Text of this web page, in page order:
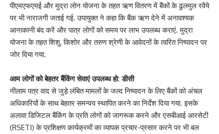
पीएमएफएमई और मुद्रा लोन योजना के तहत ऋण वितरण में बैंकों के ढुलमुल रवैये
पर भी नाराजगी जताई गई. उपायुक्त ने कहा कि बैंक ऋण देने में अनावश्यक
आनाकानी बंद करें और पात्र लोगों को समय पर लाभ उपलब्ध कराएं. मुद्रा
योजना के तहत शिशु, किशोर और तरुण श्रेणी के आवेदनों के त्वरित निष्पादन पर
जोर दिया गया.
आम लोगों को बेहतर बैंकिंग सेवाएं उपलब्ध हो: डीसी
नीलाम पत्र वाद से जुड़े लंबित मामलों के जल्द निष्पादन के लिए बैंकों को अंचल
अधिकारियों के साथ बेहतर समन्वय स्थापित करने का निर्देश दिया गया. इसके
अलावा डिजिटल बैंकिंग के प्रति लोगों को जागरूक करने और एसबीआई आरसेटी
(RSETI) के प्रशिक्षण कार्यक्रमों का व्यापक प्रचार-प्रसार करने पर भी बल